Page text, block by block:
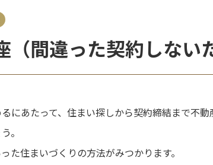
（間違った契約しない
にあたって、住まい探しから契約締結まで
。
た住まいづくりの方法がみつかります。